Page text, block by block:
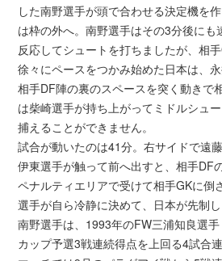
した南野選手が頭で合わせる決定機を
は枠の外へ。南野選手はその3分後にも
反応してシュートを打ちましたが、相
徐々にペースをつかみ始めた日本は、
相手DF陣の裏のスペースを突く動きで
は柴崎選手が持ち上がってミドルシュ
捕えることができません。
試合が動いたのは41分。右サイドで遠
伊東選手が触って前へ出すと、相手DF
ペナルティエリアで受けて相手GKに倒
選手が自ら冷静に決めて、日本が先制し
南野選手は、1993年のFW三浦知良選
カップ予選3戦連続得点を上回る4試合